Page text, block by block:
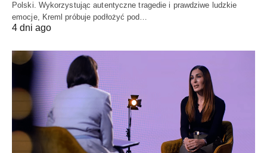
Polski. Wykorzystując autentyczne tragedie i prawdziwe ludzkie
emocje, Kreml próbuje podłożyć pod…
4 dni ago